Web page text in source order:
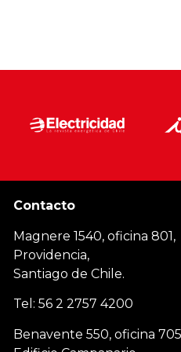
Contacto
Magnere 1540, oficina 801,
Providencia,
Santiago de Chile.
Tel: 56 2 2757 4200
Benavente 550, oficina